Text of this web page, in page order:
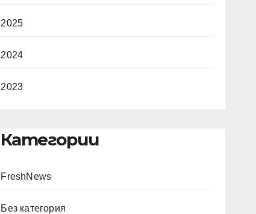
2025
2024
2023
Категории
FreshNews
Без категория